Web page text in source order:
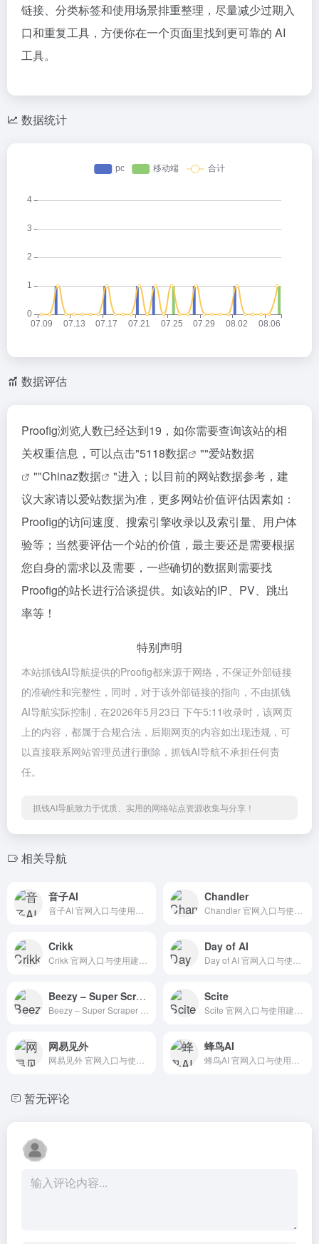
链接、分类标签和使用场景排重整理，尽量减少过期入
口和重复工具，方便你在一个页面里找到更可靠的 AI
工具。
数据统计
数据评估
Proofig浏览人数已经达到19，如你需要查询该站的相
关权重信息，可以点击"5118数据 ""爱站数据
""Chinaz数据
"进入；以目前的网站数据参考，建
议大家请以爱站数据为准，更多网站价值评估因素如：
Proofig的访问速度、搜索引擎收录以及索引量、用户体
验等；当然要评估一个站的价值，最主要还是需要根据
您自身的需求以及需要，一些确切的数据则需要找
Proofig的站长进行洽谈提供。如该站的IP、PV、跳出
率等！
特别声明
本站抓钱AI导航提供的Proofig都来源于网络，不保证外部链接
的准确性和完整性，同时，对于该外部链接的指向，不由抓钱
AI导航实际控制，在2026年5月23日 下午5:11收录时，该网页
上的内容，都属于合规合法，后期网页的内容如出现违规，可
以直接联系网站管理员进行删除，抓钱AI导航不承担任何责
任。
抓钱AI导航致力于优质、实用的网络站点资源收集与分享！
相关导航
音子AI Chandler
Crikk Day of AI
Beezy – Super Scraper Scite
网易见外 蜂鸟AI
暂无评论